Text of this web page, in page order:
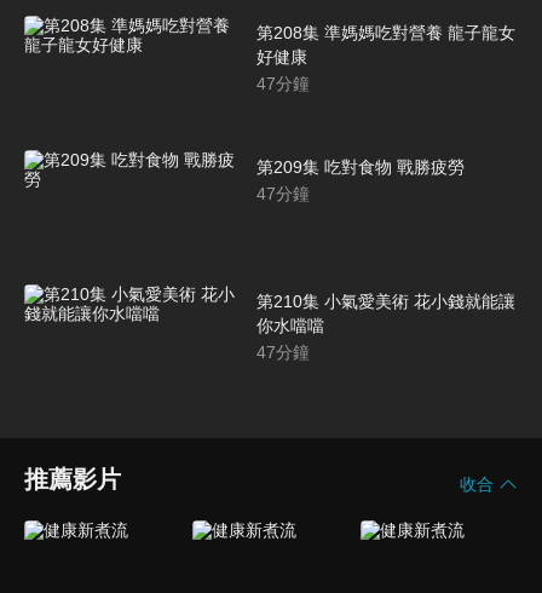
第208集 準媽媽吃對營養 龍子龍女
好健康
47分鐘
第209集 吃對食物 戰勝疲勞
47分鐘
第210集 小氣愛美術 花小錢就能讓
你水噹噹
47分鐘
推薦影片 收合